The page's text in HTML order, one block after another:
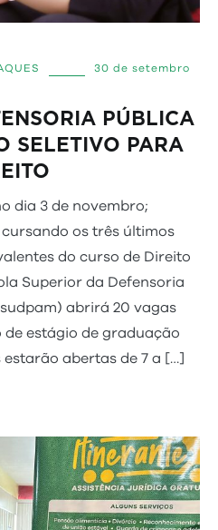
30 de setembro
PÚBLICA
SELETIVO PARA
dia 3 de novembro;
os três últimos
do curso de Direito
Superior da Defensoria
abrirá 20 vagas
estágio de graduação
abertas de 7 a […]